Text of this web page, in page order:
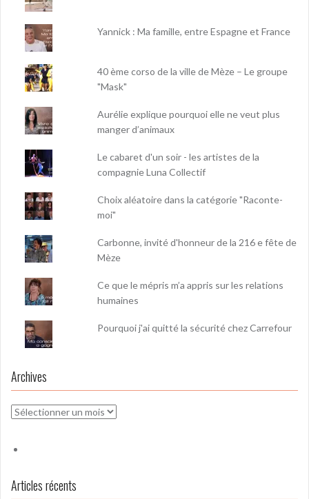
Yannick : Ma famille, entre Espagne et France
40 ème corso de la ville de Mèze – Le groupe
"Mask"
Aurélie explique pourquoi elle ne veut plus
manger d’animaux
Le cabaret d'un soir - les artistes de la
compagnie Luna Collectif
Choix aléatoire dans la catégorie "Raconte-
moi"
Carbonne, invité d'honneur de la 216 e fête de
Mèze
Ce que le mépris m’a appris sur les relations
humaines
Pourquoi j'ai quitté la sécurité chez Carrefour
Archives
Archives
Articles récents